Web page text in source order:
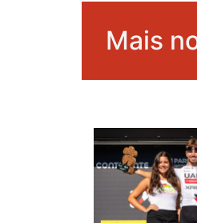
Mais